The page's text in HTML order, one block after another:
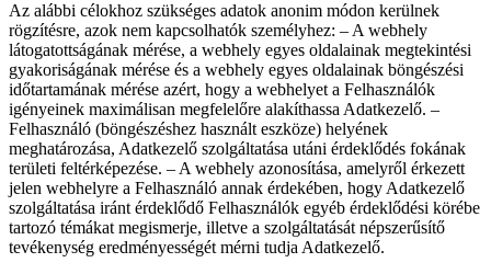
Az alábbi célokhoz szükséges adatok anonim módon kerülnek
rögzítésre, azok nem kapcsolhatók személyhez: – A webhely
látogatottságának mérése, a webhely egyes oldalainak megtekintési
gyakoriságának mérése és a webhely egyes oldalainak böngészési
időtartamának mérése azért, hogy a webhelyet a Felhasználók
igényeinek maximálisan megfelelőre alakíthassa Adatkezelő. –
Felhasználó (böngészéshez használt eszköze) helyének
meghatározása, Adatkezelő szolgáltatása utáni érdeklődés fokának
területi feltérképezése. – A webhely azonosítása, amelyről érkezett
jelen webhelyre a Felhasználó annak érdekében, hogy Adatkezelő
szolgáltatása iránt érdeklődő Felhasználók egyéb érdeklődési körébe
tartozó témákat megismerje, illetve a szolgáltatását népszerűsítő
tevékenység eredményességét mérni tudja Adatkezelő.